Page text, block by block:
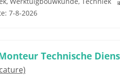
7-8-2026
Technische